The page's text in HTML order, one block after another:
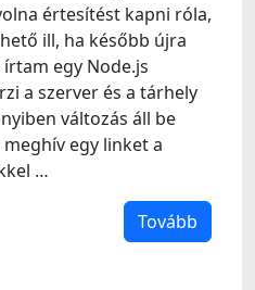
értesítést kapni róla,
ill, ha később újra
egy Node.js
a szerver és a tárhely
változás áll be
egy linket a
…
Tovább